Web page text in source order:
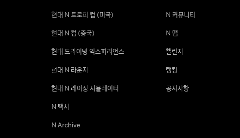
현대 N 트로피 컵 (미국)
현대 N 컵 (중국)
현대 드라이빙 익스피리언스
현대 N 라운지
현대 N 레이싱 시뮬레이터
N 택시
N Archive
N 커뮤니티
N 맵
챌린지
랭킹
공지사항